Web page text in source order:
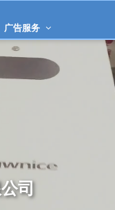
广告服务
司